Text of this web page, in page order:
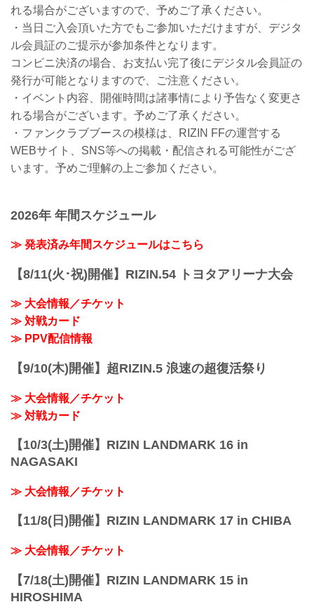
れる場合がございますので、予めご了承ください。
・当日ご入会頂いた方でもご参加いただけますが、デジタ
ル会員証のご提示が参加条件となります。
コンビニ決済の場合、お支払い完了後にデジタル会員証の
発行が可能となりますので、ご注意ください。
・イベント内容、開催時間は諸事情により予告なく変更さ
れる場合がございます。予めご了承ください。
・ファンクラブブースの模様は、RIZIN FFの運営する
WEBサイト、SNS等への掲載・配信される可能性がござ
います。予めご理解の上ご参加ください。
2026年 年間スケジュール
≫ 発表済み年間スケジュールはこちら
【8/11(火･祝)開催】RIZIN.54 トヨタアリーナ大会
≫ 大会情報／チケット
≫ 対戦カード
≫ PPV配信情報
【9/10(木)開催】超RIZIN.5 浪速の超復活祭り
≫ 大会情報／チケット
≫ 対戦カード
【10/3(土)開催】RIZIN LANDMARK 16 in
NAGASAKI
≫ 大会情報／チケット
【11/8(日)開催】RIZIN LANDMARK 17 in CHIBA
≫ 大会情報／チケット
【7/18(土)開催】RIZIN LANDMARK 15 in
HIROSHIMA